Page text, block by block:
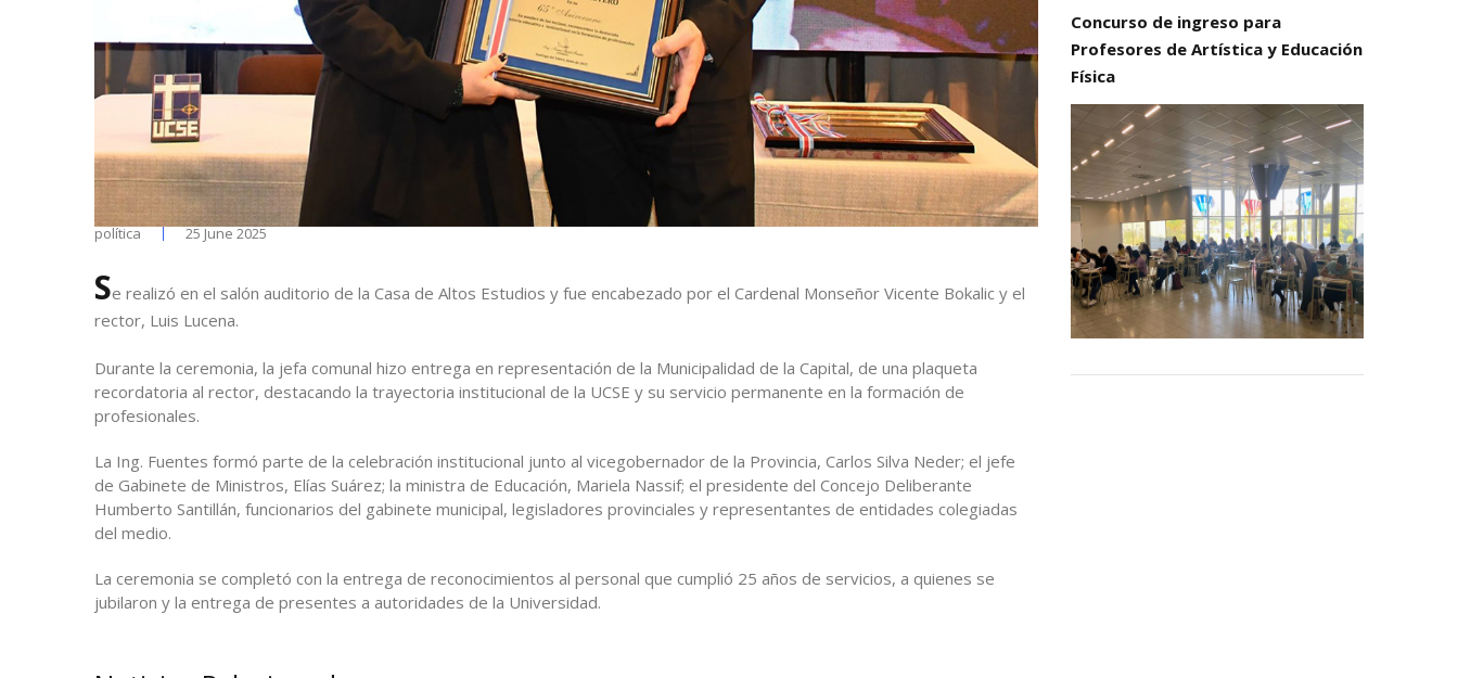
política 25 June 2025
Se realizó en el salón auditorio de la Casa de Altos Estudios y fue encabezado por el Cardenal Monseñor Vicente Bokalic y el
rector, Luis Lucena.
Durante la ceremonia, la jefa comunal hizo entrega en representación de la Municipalidad de la Capital, de una plaqueta
recordatoria al rector, destacando la trayectoria institucional de la UCSE y su servicio permanente en la formación de
profesionales.
La Ing. Fuentes formó parte de la celebración institucional junto al vicegobernador de la Provincia, Carlos Silva Neder; el jefe
de Gabinete de Ministros, Elías Suárez; la ministra de Educación, Mariela Nassif; el presidente del Concejo Deliberante
Humberto Santillán, funcionarios del gabinete municipal, legisladores provinciales y representantes de entidades colegiadas
del medio.
La ceremonia se completó con la entrega de reconocimientos al personal que cumplió 25 años de servicios, a quienes se
jubilaron y la entrega de presentes a autoridades de la Universidad.
Concurso de ingreso para
Profesores de Artística y Educación
Física